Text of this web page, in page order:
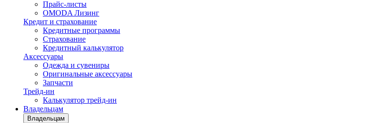
Прайс-листы
OMODA Лизинг
Кредит и страхование
Кредитные программы
Страхование
Кредитный калькулятор
Аксессуары
Одежда и сувениры
Оригинальные аксессуары
Запчасти
Трейд-ин
Калькулятор трейд-ин
Владельцам
Владельцам